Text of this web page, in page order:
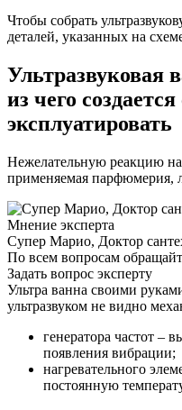
Чтобы собрать
деталей, указанных на
Ультразвуковая
из чего
эксплуатировать
Нежелательную реакцию
применяемая парфюмерия,
Мнение эксперта
Супер Марио, Доктор
По всем вопросам
Задать вопрос эксперту
Ультра ванна своими
ультразвуком не видно
генератора частот –
появления вибрации;
нагревательного
постоянную